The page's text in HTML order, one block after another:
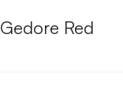
Red